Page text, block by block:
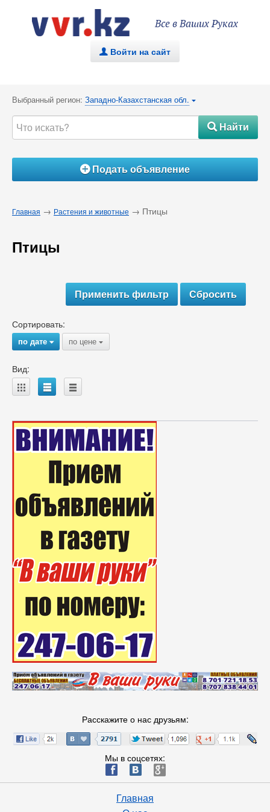
Все в Ваших Руках
. Войти на сайт
Выбранный регион: Западно-Казахстанская обл. {
#Найти
ÁПодать объявление
Главная → Растения и животные → Птицы
Птицы
Сортировать:
по дате{ по цене {
Вид:
A B C
Расскажите о нас друзьям:
Мы в соцсетях:
ä æ è
Главная